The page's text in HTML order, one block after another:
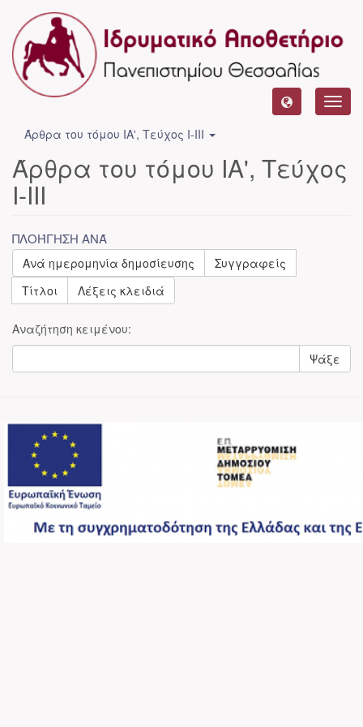
Άρθρα του τόμου ΙΑ', Τεύχος Ι-ΙΙΙ
Άρθρα του τόμου ΙΑ', Τεύχος
Ι-ΙΙΙ
ΠΛΟΉΓΗΣΗ ΑΝΆ
Ανά ημερομηνία δημοσίευσης
Συγγραφείς
Τίτλοι
Λέξεις κλειδιά
Αναζήτηση κειμένου:
Ψάξε